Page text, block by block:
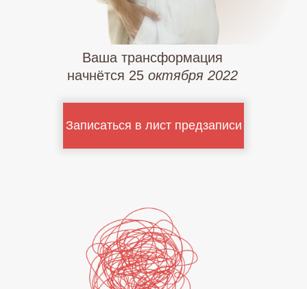
Ваша трансформация
начнётся 25 октября 2022
Записаться в лист предзаписи